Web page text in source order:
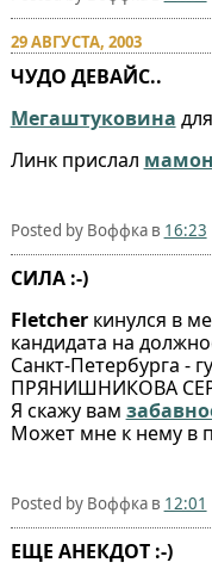
29 АВГУСТА, 2003
ЧУДО ДЕВАЙС..
Мегаштуковина
Линк прислал
Posted by Воффка в 16:23
СИЛА :-)
Fletcherкинулся в
кандидата на
Санкт-Петербурга -
ПРЯНИШНИКОВА
Я скажу вам
Может мне к нему в
Posted by Воффка в 12:01
ЕЩЕ АНЕКДОТ :-)